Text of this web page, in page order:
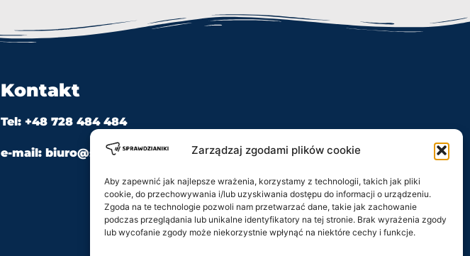
Zarządzaj zgodami plików cookie
Aby zapewnić jak najlepsze wrażenia, korzystamy z technologii, takich jak pliki
cookie, do przechowywania i/lub uzyskiwania dostępu do informacji o urządzeniu.
Zgoda na te technologie pozwoli nam przetwarzać dane, takie jak zachowanie
podczas przeglądania lub unikalne identyfikatory na tej stronie. Brak wyrażenia zgody
lub wycofanie zgody może niekorzystnie wpłynąć na niektóre cechy i funkcje.
Kontakt
Tel: +48 728 484 484
e-mail: biuro@sprawdzianiki.pl